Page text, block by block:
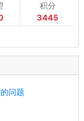
积分
3445
问题